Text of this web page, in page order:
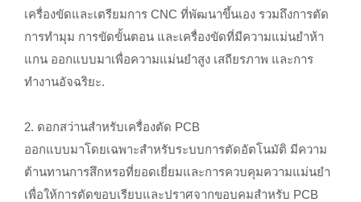
เครื่องขัดและเตรียมการ CNC ที่พัฒนาขึ้นเอง รวมถึงการตัด
การทำมุม การขัดขั้นตอน และเครื่องขัดที่มีความแม่นยำห้า
แกน ออกแบบมาเพื่อความแม่นยำสูง เสถียรภาพ และการ
ทำงานอัจฉริยะ.
2. ดอกสว่านสำหรับเครื่องตัด PCB
ออกแบบมาโดยเฉพาะสำหรับระบบการตัดอัตโนมัติ มีความ
ต้านทานการสึกหรอที่ยอดเยี่ยมและการควบคุมความแม่นยำ
เพื่อให้การตัดขอบเรียบและปราศจากขอบคมสำหรับ PCB